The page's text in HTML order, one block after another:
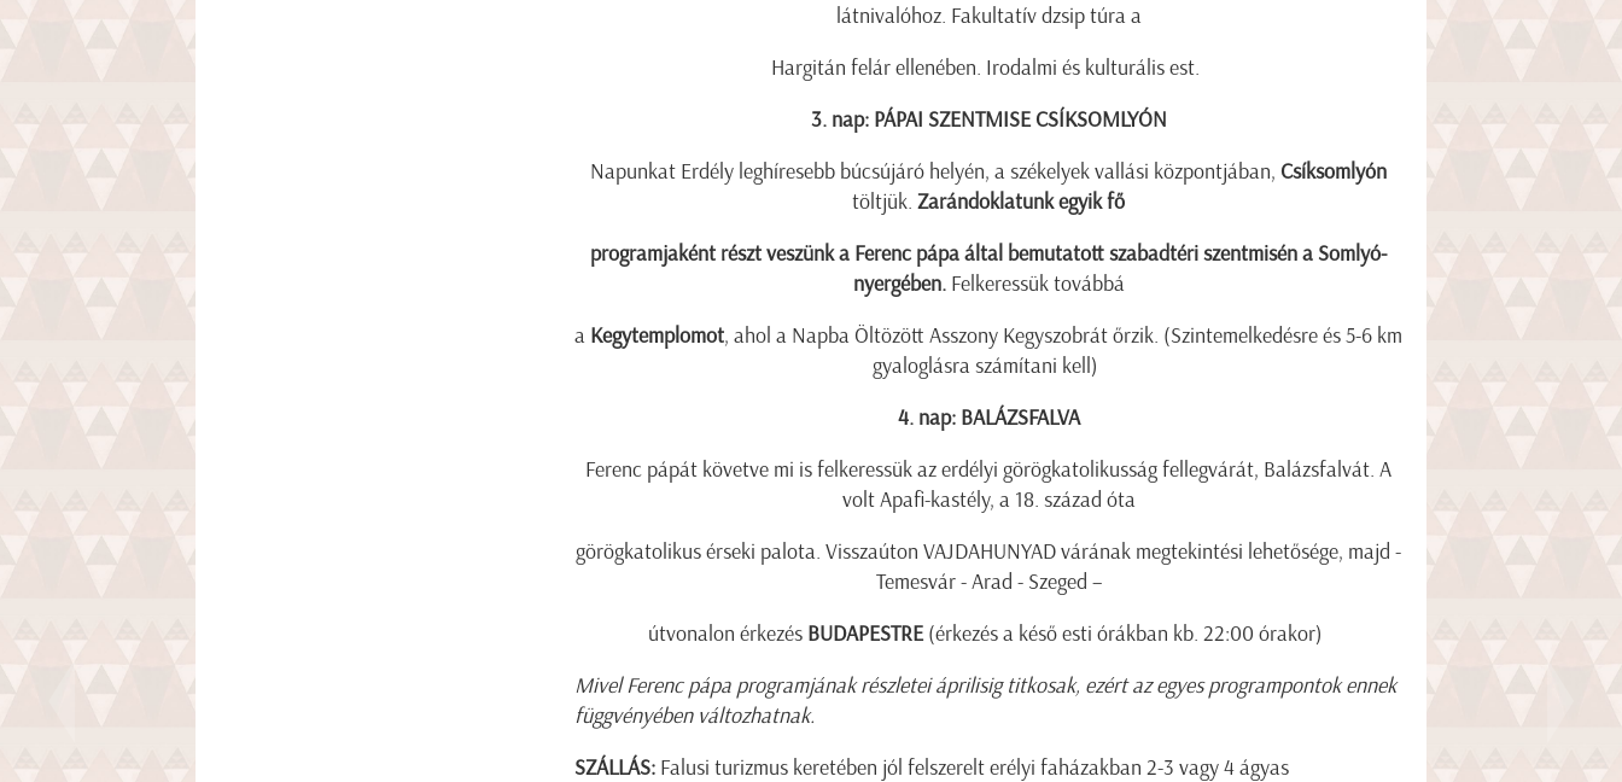
látnivalóhoz. Fakultatív dzsip túra a
Hargitán felár ellenében. Irodalmi és kulturális est.
3. nap: PÁPAI SZENTMISE CSÍKSOMLYÓN
Napunkat Erdély leghíresebb búcsújáró helyén, a székelyek vallási központjában, Csíksomlyón
töltjük. Zarándoklatunk egyik fő
programjaként részt veszünk a Ferenc pápa által bemutatott szabadtéri szentmisén a Somlyó-
nyergében. Felkeressük továbbá
a Kegytemplomot, ahol a Napba Öltözött Asszony Kegyszobrát őrzik. (Szintemelkedésre és 5-6 km
gyaloglásra számítani kell)
4. nap: BALÁZSFALVA
Ferenc pápát követve mi is felkeressük az erdélyi görögkatolikusság fellegvárát, Balázsfalvát. A
volt Apafi-kastély, a 18. század óta
görögkatolikus érseki palota. Visszaúton VAJDAHUNYAD várának megtekintési lehetősége, majd -
Temesvár - Arad - Szeged –
útvonalon érkezés BUDAPESTRE(érkezés a késő esti órákban kb. 22:00 órakor)
Mivel Ferenc pápa programjának részletei áprilisig titkosak, ezért az egyes programpontok ennek
függvényében változhatnak.
SZÁLLÁS: Falusi turizmus keretében jól felszerelt erélyi faházakban 2-3 vagy 4 ágyas